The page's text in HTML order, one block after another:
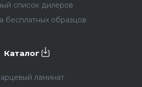
список дилеров
бесплатных образцов
Каталог
ламинат